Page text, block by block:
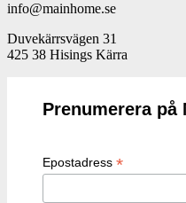
info@mainhome.se
Duvekärrsvägen 31
425 38 Hisings Kärra
Prenumerera på
Epostadress *